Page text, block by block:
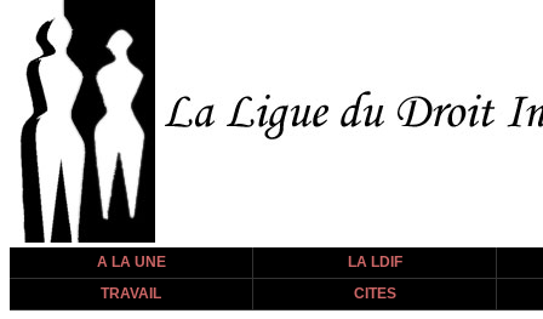
A LA UNE
LA LDIF
TRAVAIL
CITES